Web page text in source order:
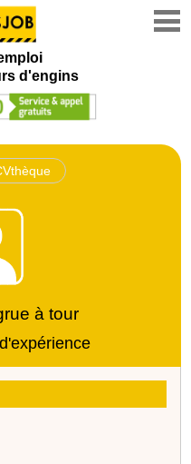
d'engins
à tour